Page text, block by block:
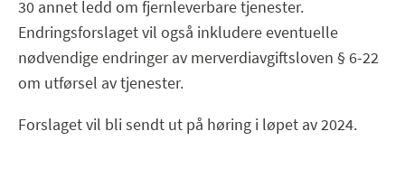
30 annet ledd om fjernleverbare tjenester.
Endringsforslaget vil også inkludere eventuelle
nødvendige endringer av merverdiavgiftsloven § 6-22
om utførsel av tjenester.
Forslaget vil bli sendt ut på høring i løpet av 2024.